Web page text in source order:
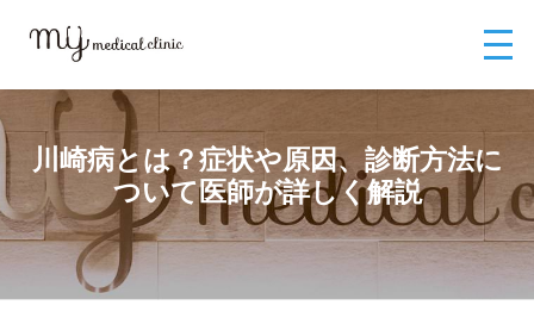
法について医師が詳しく解説
川崎病とは？症状や原因、診断方法に
ついて医師が詳しく解説